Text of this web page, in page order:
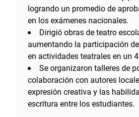
logrando un promedio de
en los exámenes nacionales.
Dirigió obras de teatro
aumentando la participación
en actividades teatrales en un
Se organizaron talleres de
colaboración con autores
expresión creativa y las
escritura entre los estudiantes.